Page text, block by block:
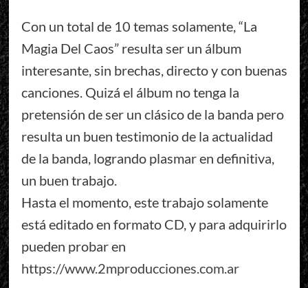
Con un total de 10 temas solamente, “La
Magia Del Caos” resulta ser un álbum
interesante, sin brechas, directo y con buenas
canciones. Quizá el álbum no tenga la
pretensión de ser un clásico de la banda pero
resulta un buen testimonio de la actualidad
de la banda, logrando plasmar en definitiva,
un buen trabajo.
Hasta el momento, este trabajo solamente
está editado en formato CD, y para adquirirlo
pueden probar en
https://www.2mproducciones.com.ar